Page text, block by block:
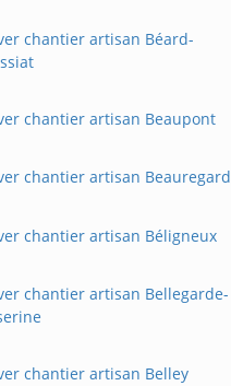
chantier artisan Béard-
chantier artisan Beaupont
chantier artisan Beauregard
chantier artisan Béligneux
chantier artisan Bellegarde-
chantier artisan Belley